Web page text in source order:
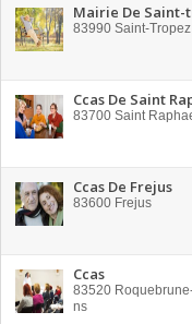
Mairie De Saint-
83990 Saint-Tropez
Ccas De Saint
83700 Saint
Ccas De Frejus
83600 Frejus
Ccas
83520
ns